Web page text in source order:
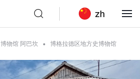
zh
博物馆 阿巴坎 博格拉德区地方史博物馆